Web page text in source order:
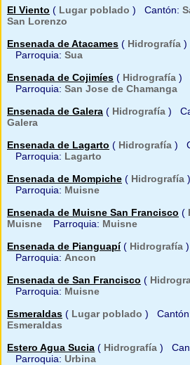
El Viento ( Lugar poblado ) Cantón:
San Lorenzo
Ensenada de Atacames ( Hidrografía )
Parroquia: Sua
Ensenada de Cojimíes ( Hidrografía )
Parroquia: San Jose de Chamanga
Ensenada de Galera ( Hidrografía )
Galera
Ensenada de Lagarto ( Hidrografía )
Parroquia: Lagarto
Ensenada de Mompiche ( Hidrografía
Parroquia: Muisne
Ensenada de Muisne San Francisco (
Muisne Parroquia: Muisne
Ensenada de Pianguapí( Hidrografía
Parroquia: Ancon
Ensenada de San Francisco (
Parroquia: Muisne
Esmeraldas ( Lugar poblado )
Esmeraldas
Estero Agua Sucia ( Hidrografía )
Parroquia: Urbina